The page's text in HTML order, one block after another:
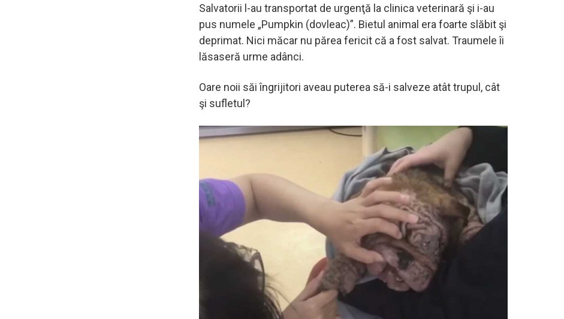
Salvatorii l-au transportat de urgenţă la clinica veterinară şi i-au
pus numele „Pumpkin (dovleac)”. Bietul animal era foarte slăbit şi
deprimat. Nici măcar nu părea fericit că a fost salvat. Traumele îi
lăsaseră urme adânci.
Oare noii săi îngrijitori aveau puterea să-i salveze atât trupul, cât
şi sufletul?